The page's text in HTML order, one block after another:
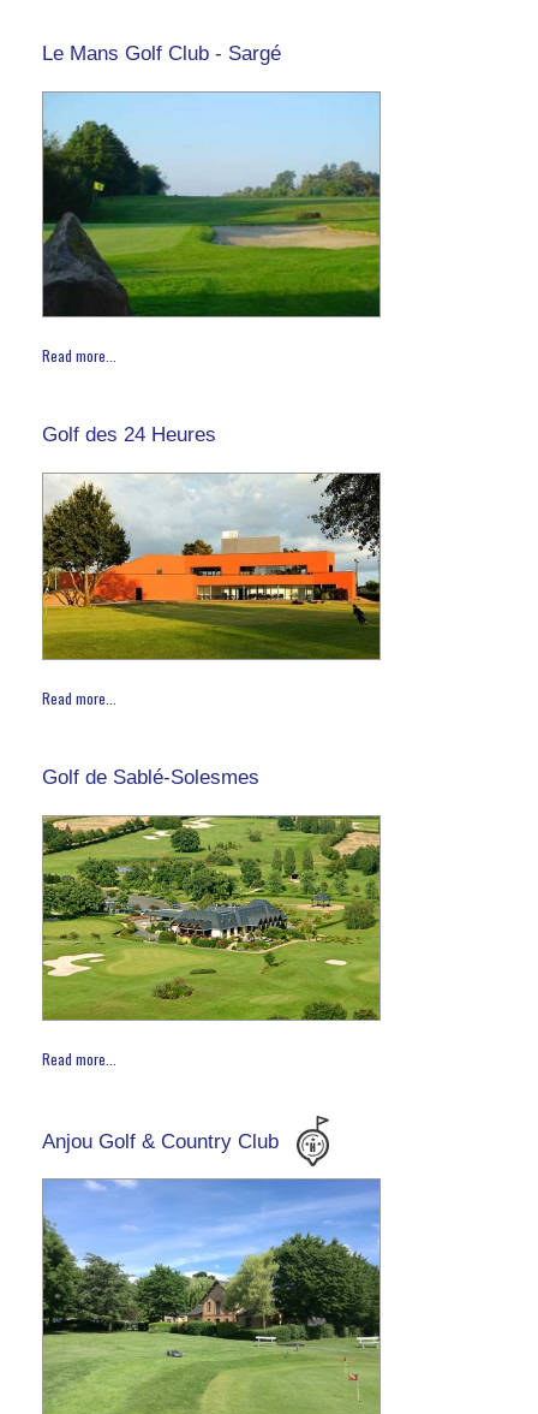
Le Mans Golf Club - Sargé
Read more...
Golf des 24 Heures
Read more...
Golf de Sablé-Solesmes
Read more...
Anjou Golf & Country Club